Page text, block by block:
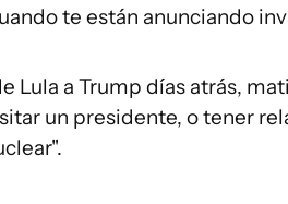
te están anunciando
Lula a Trump días atrás,
un presidente, o tener